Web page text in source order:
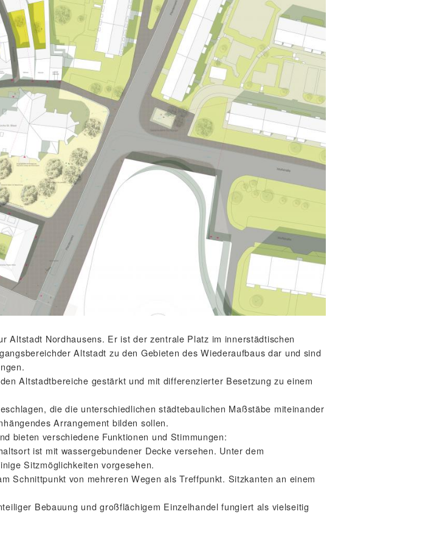
Altstadt Nordhausens. Er ist der zentrale Platz im innerstädtischen
Altstadt zu den Gebieten des Wiederaufbaus dar und sind
Altstadtbereiche gestärkt und mit differenzierter Besetzung zu einem
die die unterschiedlichen städtebaulichen Maßstäbe miteinander
Arrangement bilden sollen.
bieten verschiedene Funktionen und Stimmungen:
ist mit wassergebundener Decke versehen. Unter dem
Sitzmöglichkeiten vorgesehen.
Schnittpunkt von mehreren Wegen als Treffpunkt. Sitzkanten an einem
Bebauung und großflächigem Einzelhandel fungiert als vielseitig